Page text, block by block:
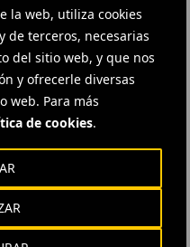
la web, utiliza cookies
de terceros, necesarias
del sitio web, y que nos
y ofrecerle diversas
web. Para más
de cookies.
por cada
años:
por cada alquiler